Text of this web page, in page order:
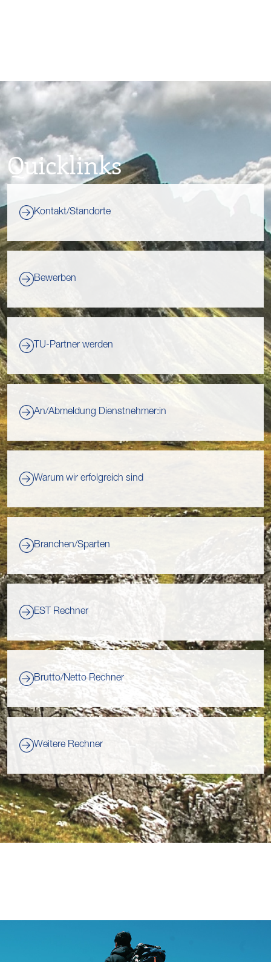
Quicklinks
Kontakt/Standorte
Bewerben
TU-Partner werden
An/Abmeldung Dienstnehmer:in
Warum wir erfolgreich sind
Branchen/Sparten
EST Rechner
Brutto/Netto Rechner
Weitere Rechner